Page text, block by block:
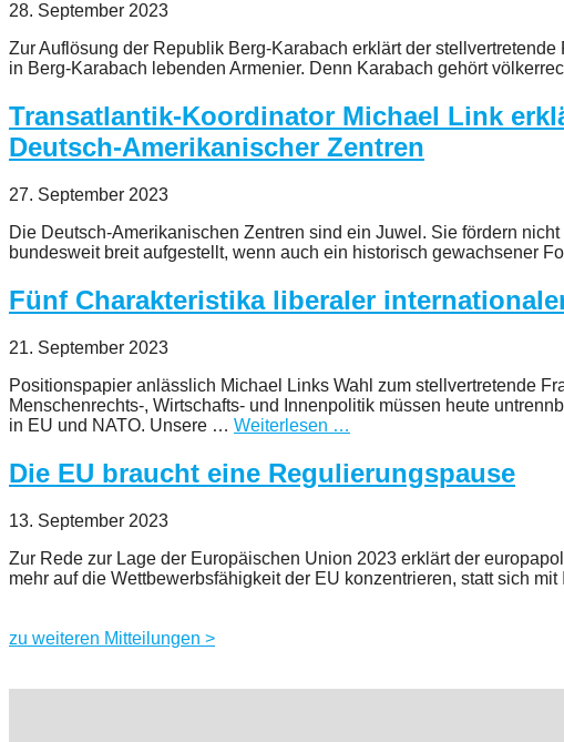
28. September 2023
Zur Auflösung der Republik Berg-Karabach erklärt der
in Berg-Karabach lebenden Armenier. Denn Karabach gehört
Transatlantik-Koordinator Michael Link
Deutsch-Amerikanischer Zentren
27. September 2023
Die Deutsch-Amerikanischen Zentren sind ein Juwel. Sie fördern
bundesweit breit aufgestellt, wenn auch ein historisch gewachsener
Fünf Charakteristika liberaler
21. September 2023
Positionspapier anlässlich Michael Links Wahl zum stellvertretende
Menschenrechts-, Wirtschafts- und Innenpolitik müssen heute
in EU und NATO. Unsere … Weiterlesen …
Die EU braucht eine Regulierungspause
13. September 2023
Zur Rede zur Lage der Europäischen Union 2023 erklärt der
mehr auf die Wettbewerbsfähigkeit der EU konzentrieren, statt sich
zu weiteren Mitteilungen >